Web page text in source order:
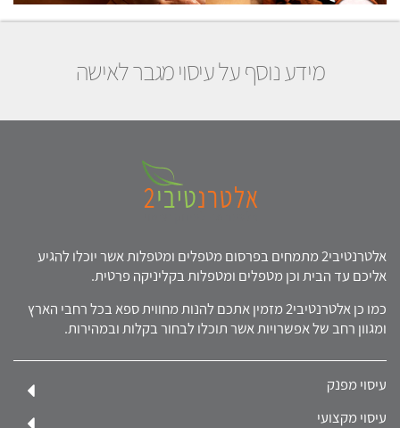
מידע נוסף על עיסוי מגבר לאישה
אלטרנטיבי2 מתמחים בפרסום מטפלים ומטפלות אשר יוכלו להגיע
אליכם עד הבית וכן מטפלים ומטפלות בקליניקה פרטית.
כמו כן אלטרנטיבי2 מזמין אתכם להנות מחווית ספא בכל רחבי הארץ
ומגוון רחב של אפשרויות אשר תוכלו לבחור בקלות ובמהירות.
עיסוי מפנק
עיסוי מקצועי